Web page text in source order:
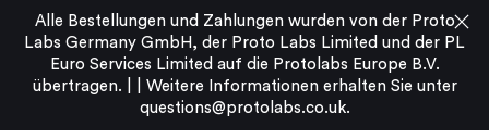
Alle Bestellungen und Zahlungen wurden von der Proto
Labs Germany GmbH, der Proto Labs Limited und der PL
Euro Services Limited auf die Protolabs Europe B.V.
übertragen. |
Weitere Informationen erhalten Sie unter
questions@protolabs.co.uk.
close